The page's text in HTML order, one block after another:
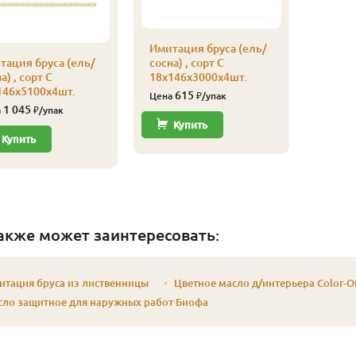
бруса (ель/
, сорт C
1 045 ₽/упак
Купить
Имитация бруса (ель/
сосна) , сорт C
18х146х3000х4шт.
Цена 615 ₽/упак
Купить
может заинтересовать:
бруса из лиственницы
Цветное масло д/интерьера Color-
защитное для наружных работ Биофа